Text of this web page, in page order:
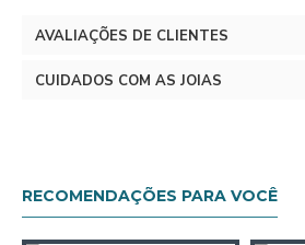
AVALIAÇÕES DE CLIENTES
CUIDADOS COM AS JOIAS
RECOMENDAÇÕES PARA VOCÊ